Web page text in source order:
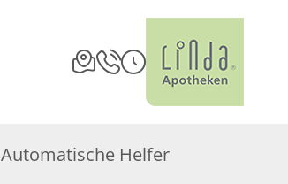
Automatische Helfer